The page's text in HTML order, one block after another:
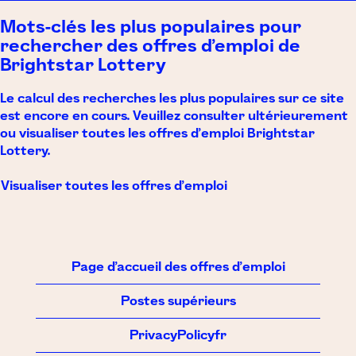
Mots-clés les plus populaires pour
rechercher des offres d’emploi de
Brightstar Lottery
Le calcul des recherches les plus populaires sur ce site
est encore en cours. Veuillez consulter ultérieurement
ou visualiser toutes les offres d’emploi Brightstar
Lottery.
Visualiser toutes les offres d’emploi
Page d’accueil des offres d’emploi
Postes supérieurs
PrivacyPolicyfr